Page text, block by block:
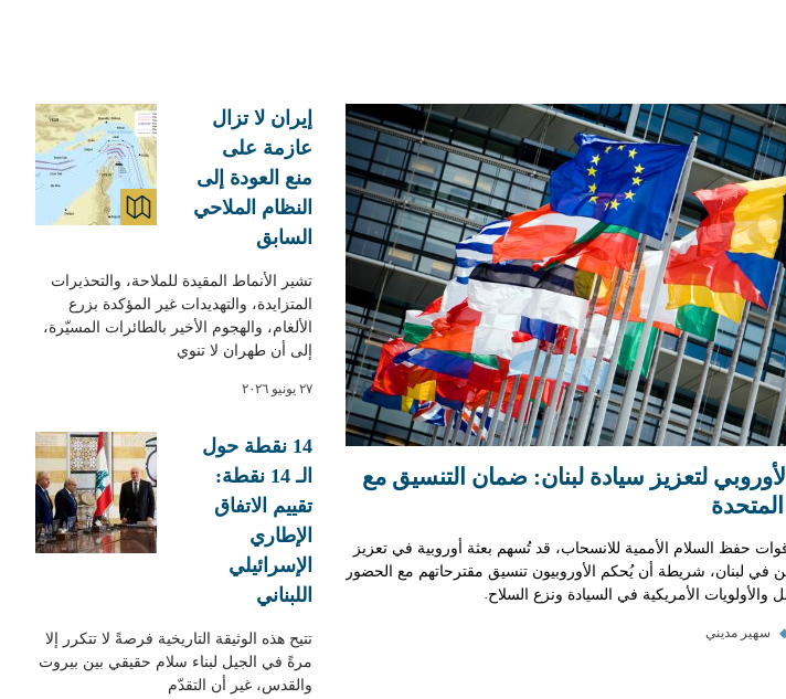
لتعزيز سيادة لبنان: ضمان التنسيق مع
المتحدة
حفظ السلام الأممية للانسحاب، قد تُسهم بعثة أوروبية في تعزيز
في لبنان، شريطة أن يُحكم الأوروبيون تنسيق مقترحاتهم مع الحضور
والأولويات الأمريكية في السيادة ونزع السلاح.
سهير مديني
MAPS & GRAPHICS
إيران لا تزال
عازمة على
منع العودة إلى
النظام الملاحي
السابق
تشير الأنماط المقيدة للملاحة، والتحذيرات
المتزايدة، والتهديدات غير المؤكدة بزرع
الألغام، والهجوم الأخير بالطائرات المسيّرة،
إلى أن طهران لا تنوي
٢٧ يونيو ٢٠٢٦
14 نقطة حول
الـ 14 نقطة:
تقييم الاتفاق
الإطاري
الإسرائيلي
اللبناني
تتيح هذه الوثيقة التاريخية فرصةً لا تتكرر إلا
مرةً في الجيل لبناء سلام حقيقي بين بيروت
والقدس، غير أن التقدّم